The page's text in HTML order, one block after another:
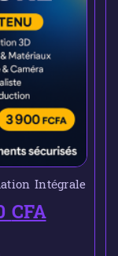
Intégrale
CFA